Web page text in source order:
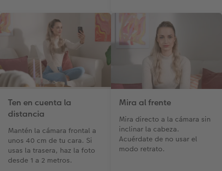
Ten en cuenta la
distancia
Mantén la cámara frontal a
unos 40 cm de tu cara. Si
usas la trasera, haz la foto
desde 1 a 2 metros.
Mira al frente
Mira directo a la cámara sin
inclinar la cabeza.
Acuérdate de no usar el
modo retrato.